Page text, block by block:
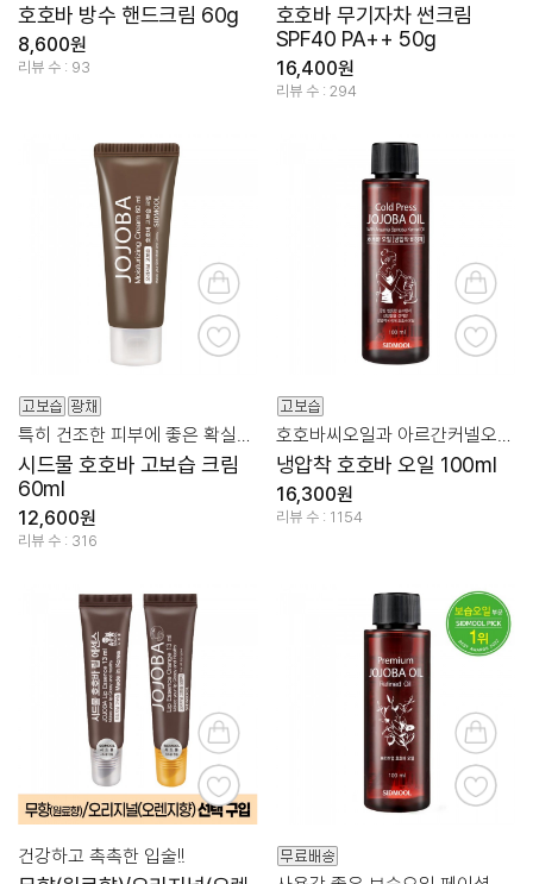
호호바 방수 핸드크림 60g
8,600원
리뷰 수 : 93
호호바 무기자차 썬크림
SPF40 PA++ 50g
16,400원
리뷰 수 : 294
시드물 호호바 고보습 크림
60ml
12,600원
리뷰 수 : 316
냉압착 호호바 오일 100ml
16,300원
리뷰 수 : 1154
건강하고 촉촉한 입술!!